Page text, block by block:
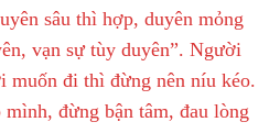
sâu thì hợp, duyên mỏng
vạn sự tùy duyên”. Người
muốn đi thì đừng nên níu kéo.
đừng bận tâm, đau lòng